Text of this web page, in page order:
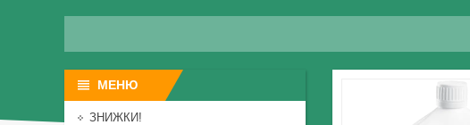
ЗНИЖКИ!